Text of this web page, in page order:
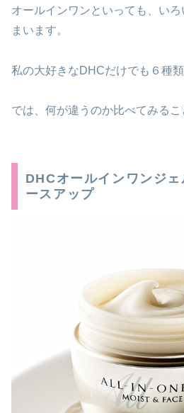
オールインワンといっても、い
まいます。
私の大好きなDHCだけでも６種類
では、何が違うのか比べてみる
DHCオールインワンジ
ースアップ